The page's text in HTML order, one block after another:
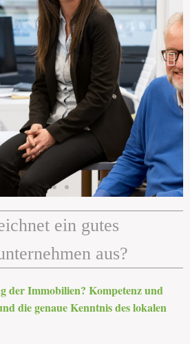
ein gutes
aus?
der Immobilien? Kompetenz und
die genaue Kenntnis des lokalen